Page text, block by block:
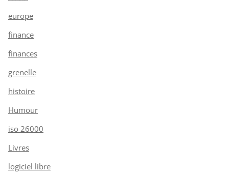
europe
finance
finances
grenelle
histoire
Humour
iso 26000
Livres
logiciel libre